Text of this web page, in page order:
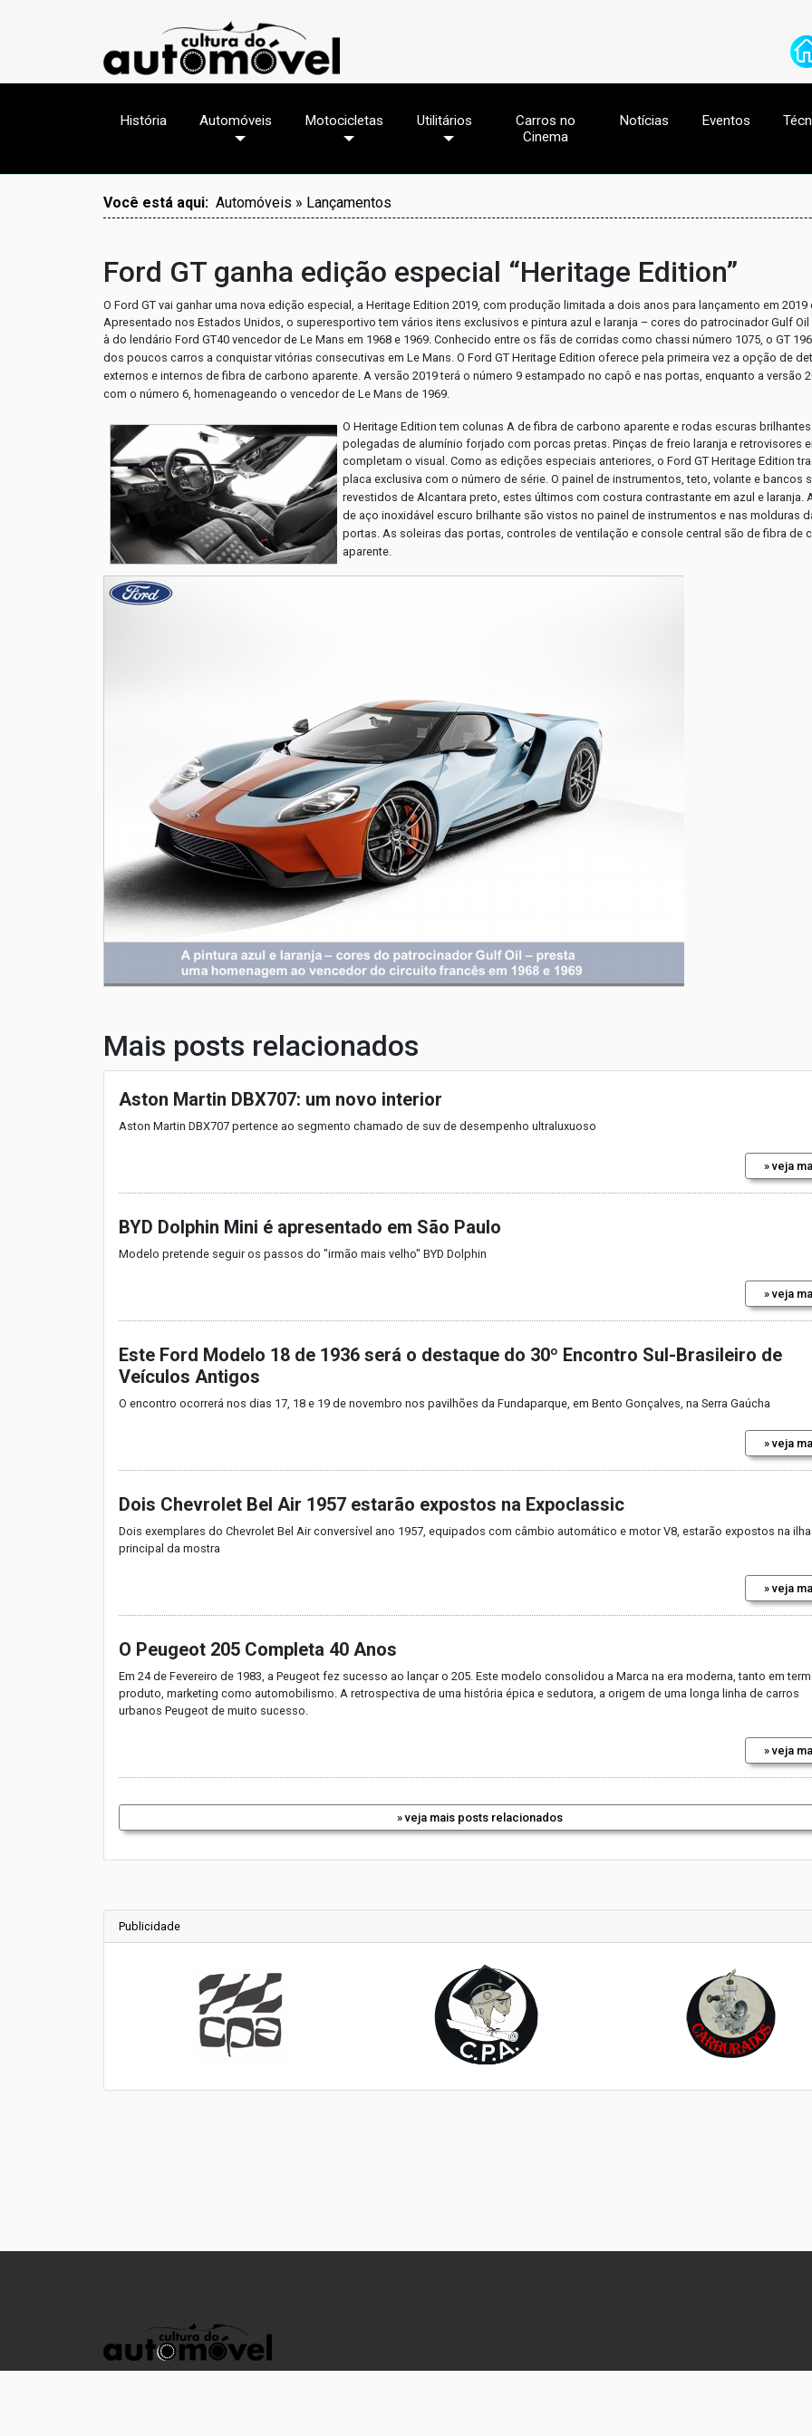
História Automóveis Motocicletas Utilitários
Carros no
Cinema
Notícias Eventos
Você está aqui: Automóveis » Lançamentos
Ford GT ganha edição especial “Heritage Edition”
O Ford GT vai ganhar uma nova edição especial, a Heritage Edition 2019, com produção limitada a dois anos para lançamento em 2019
Apresentado nos Estados Unidos, o superesportivo tem vários itens exclusivos e pintura azul e laranja – cores do patrocinador Gulf Oil
à do lendário Ford GT40 vencedor de Le Mans em 1968 e 1969. Conhecido entre os fãs de corridas como chassi número 1075, o GT
dos poucos carros a conquistar vitórias consecutivas em Le Mans. O Ford GT Heritage Edition oferece pela primeira vez a opção de
externos e internos de fibra de carbono aparente. A versão 2019 terá o número 9 estampado no capô e nas portas, enquanto a versão
com o número 6, homenageando o vencedor de Le Mans de 1969.
O Heritage Edition tem colunas A de fibra de carbono aparente e rodas escuras
polegadas de alumínio forjado com porcas pretas. Pinças de freio laranja e retrovisores
completam o visual. Como as edições especiais anteriores, o Ford GT Heritage Edition
placa exclusiva com o número de série. O painel de instrumentos, teto, volante e bancos
revestidos de Alcantara preto, estes últimos com costura contrastante em azul e laranja.
de aço inoxidável escuro brilhante são vistos no painel de instrumentos e nas molduras
portas. As soleiras das portas, controles de ventilação e console central são de fibra de
aparente.
Mais posts relacionados
Aston Martin DBX707: um novo interior
Aston Martin DBX707 pertence ao segmento chamado de suv de desempenho ultraluxuoso
» veja
BYD Dolphin Mini é apresentado em São Paulo
Modelo pretende seguir os passos do "irmão mais velho" BYD Dolphin
» veja
Este Ford Modelo 18 de 1936 será o destaque do 30º Encontro Sul-Brasileiro de
Veículos Antigos
O encontro ocorrerá nos dias 17, 18 e 19 de novembro nos pavilhões da Fundaparque, em Bento Gonçalves, na Serra Gaúcha
» veja
Dois Chevrolet Bel Air 1957 estarão expostos na Expoclassic
Dois exemplares do Chevrolet Bel Air conversível ano 1957, equipados com câmbio automático e motor V8, estarão expostos na ilha
principal da mostra
» veja
O Peugeot 205 Completa 40 Anos
Em 24 de Fevereiro de 1983, a Peugeot fez sucesso ao lançar o 205. Este modelo consolidou a Marca na era moderna, tanto em
produto, marketing como automobilismo. A retrospectiva de uma história épica e sedutora, a origem de uma longa linha de carros
urbanos Peugeot de muito sucesso.
» veja
» veja mais posts relacionados
Publicidade